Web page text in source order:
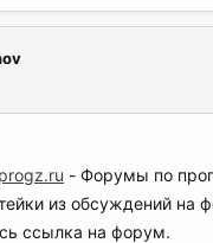
- Форумы по
из обсуждений на
ссылка на форум.